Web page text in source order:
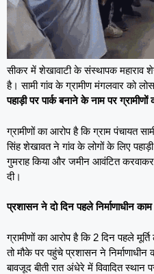
सीकर में शेखावाटी के संस्थापक महाराव
है। सामी गांव के ग्रामीण मंगलवार को
पहाड़ी पर पार्क बनाने के नाम पर ग्रामीणों
ग्रामीणों का आरोप है कि ग्राम पंचायत
सिंह शेखावत ने गांव के लोगों के लिए
गुमराह किया और जमीन आवंटित करवाकर
दी।
प्रशासन ने दो दिन पहले निर्माणाधीन
ग्रामीणों का आरोप है कि 2 दिन पहले
तो मौके पर पहुंचे प्रशासन ने
बावजूद बीती रात अंधेरे में विवादित स्थान